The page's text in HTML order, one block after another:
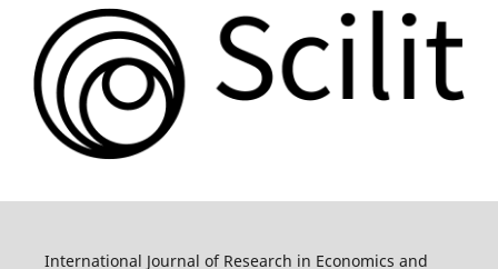
International Journal of Research in Economics and